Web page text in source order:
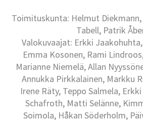
Toimituskunta: Helmut
Tabell, Patrik
Valokuvaajat: Erkki
Emma Kosonen, Rami
Marianne Niemelä, Allan
Annukka Pirkkalainen, Markku
Irene Räty, Teppo Salmela,
Schafroth, Matti Selänne,
Soimola, Håkan Söderholm,